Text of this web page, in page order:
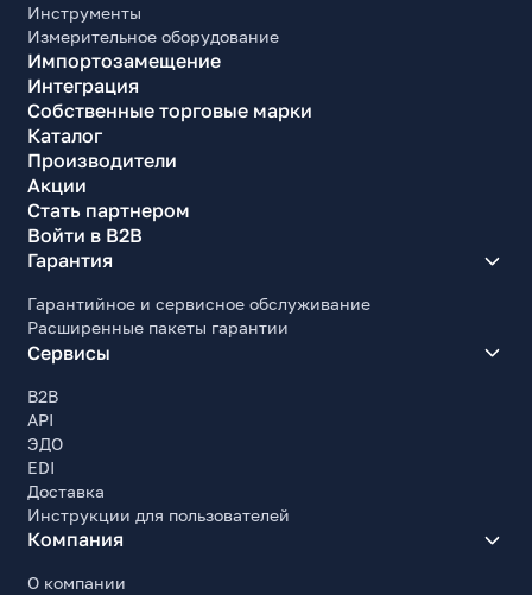
Инструменты
Измерительное оборудование
Импортозамещение
Интеграция
Собственные торговые марки
Каталог
Производители
Акции
Стать партнером
Войти в B2B
Гарантия
Гарантийное и сервисное обслуживание
Расширенные пакеты гарантии
Сервисы
B2B
API
ЭДО
EDI
Доставка
Инструкции для пользователей
Компания
О компании